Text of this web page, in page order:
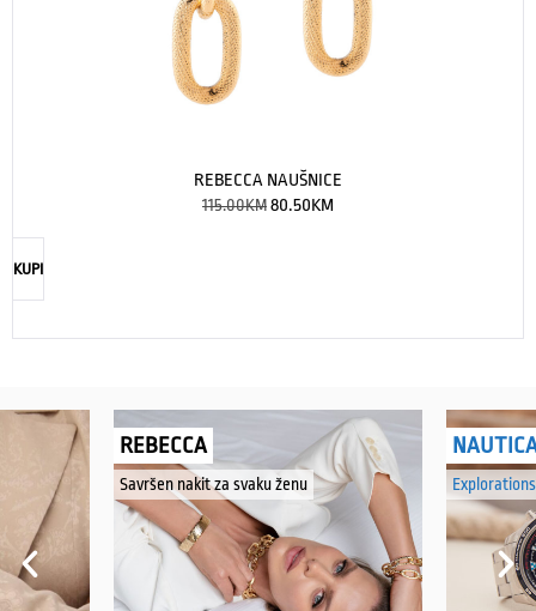
REBECCA NAUŠNICE
115.00KM80.50KM
KUPI
REBECCA
Savršen nakit za svaku ženu